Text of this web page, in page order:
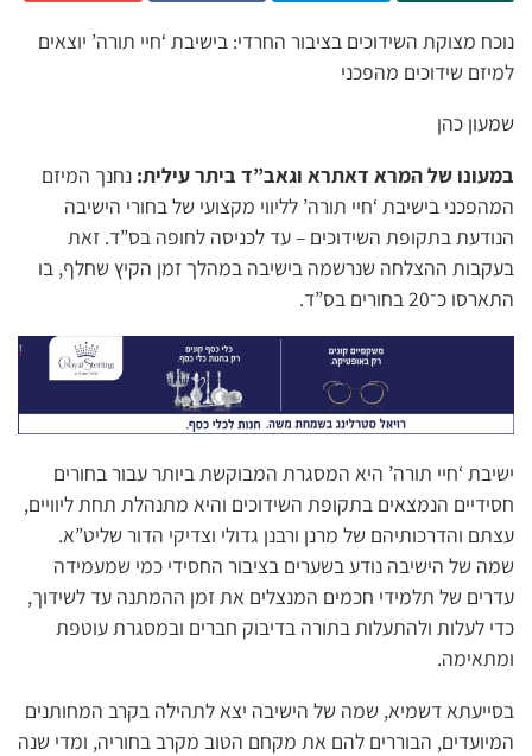
נוכח מצוקת השידוכים בציבור החרדי: בישיבת ‘חיי תורה’ יוצאים
למיזם שידוכים מהפכני
שמעון כהן
במעונו של המרא דאתרא וגאב”ד ביתר עילית: נחנך המיזם
המהפכני בישיבת ‘חיי תורה’ לליווי מקצועי של בחורי הישיבה
הנודעת בתקופת השידוכים – עד לכניסה לחופה בס”ד. זאת
בעקבות ההצלחה שנרשמה בישיבה במהלך זמן הקיץ שחלף, בו
התארסו כ־20 בחורים בס”ד.
ישיבת ‘חיי תורה’ היא המסגרת המבוקשת ביותר עבור בחורים
חסידיים הנמצאים בתקופת השידוכים והיא מתנהלת תחת ליוויים,
עצתם והדרכותיהם של מרנן ורבנן גדולי וצדיקי הדור שליט”א.
שמה של הישיבה נודע בשערים בציבור החסידי כמי שמעמידה
עדרים של תלמידי חכמים המנצלים את זמן ההמתנה עד לשידוך,
כדי לעלות ולהתעלות בתורה בדיבוק חברים ובמסגרת עוטפת
ומתאימה.
בסייעתא דשמיא, שמה של הישיבה יצא לתהילה בקרב המחותנים
המיועדים, הבוררים להם את מקחם הטוב מקרב בחוריה, ומדי שנה